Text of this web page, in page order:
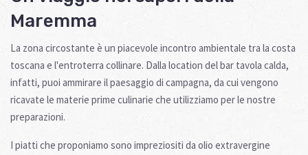
Maremma
La zona circostante è un piacevole incontro ambientale tra la costa
toscana e l'entroterra collinare. Dalla location del bar tavola calda,
infatti, puoi ammirare il paesaggio di campagna, da cui vengono
ricavate le materie prime culinarie che utilizziamo per le nostre
preparazioni.
I piatti che proponiamo sono impreziositi da olio extravergine